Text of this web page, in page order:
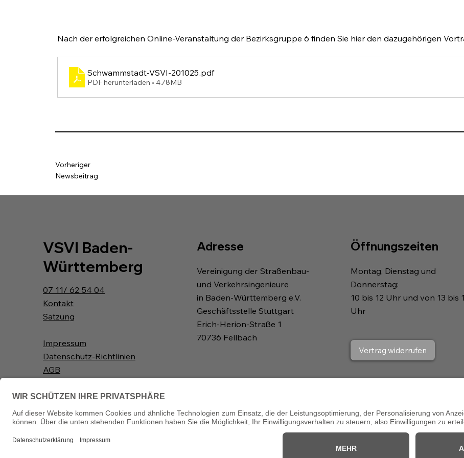
Nach der erfolgreichen Online-Veranstaltung der Bezirksgruppe 6 finden Sie hier den dazugehörigen
Schwammstadt-VSVI-201025.pdf
PDF herunterladen • 4.78MB
Vorheriger
Newsbeitrag
VSVI Baden-
Württemberg
07 11/ 62 54 04
Kontakt
Satzung
Impressum
Datenschutz-Richtlinien
AGB
Downloads
Adresse
Vereinigung der Straßenbau-
und Verkehrsingenieure
in Baden-Württemberg e.V.
Geschäftsstelle Stuttgart
Erich-Herion-Straße 1
70736 Fellbach
Öffnungszeiten
Montag, Dienstag und
Donnerstag:
10 bis 12 Uhr und von 13 bis
Uhr
Vertrag widerrufen